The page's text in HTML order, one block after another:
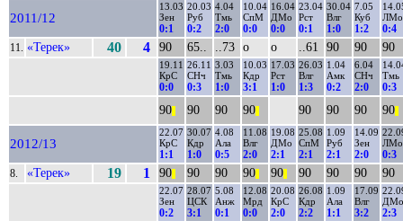
2011/12
13.03
Зен
0:1
20.03
Руб
0:2
4.04
Тмь
2:0
10.04
СпМ
0:0
16.04
ДМо
0:0
23.04
Рст
0:1
30.04
Влг
1:0
7.05
Куб
1:2
ЛМо
0:4
11. «Терек» 40 4 90 65.. ..73 о о ..61 90 90 90
19.11
КрС
0:0
26.11
СНч
0:3
3.03
Тмь
1:0
10.03
Кдр
3:1
17.03
Рст
1:0
26.03
Влг
1:3
1.04
Амк
0:2
6.04
СНч
2:0
Тмь
0:3
90 90 90 90 90 90 90 90
2012/13
22.07
КрС
1:1
30.07
Кдр
1:0
4.08
Ала
0:5
11.08
Влг
2:0
19.08
ДМо
2:1
25.08
СпМ
2:1
1.09
Руб
2:1
14.09
Зен
2:0
ЛМо
0:3
8. «Терек» 19 1 90 90 90 90 90 90 90 90 90
22.07
Зен
0:2
28.07
ЦСК
3:1
5.08
Анж
0:1
12.08
Мрд
0:0
20.08
КрС
2:0
26.08
Кдр
2:2
1.09
Ала
1:1
17.09
Влг
3:2
ДМо
2:3